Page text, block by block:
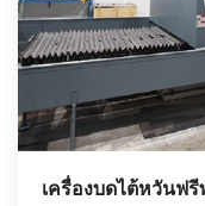
เครื่องบดไต้หวันฟ